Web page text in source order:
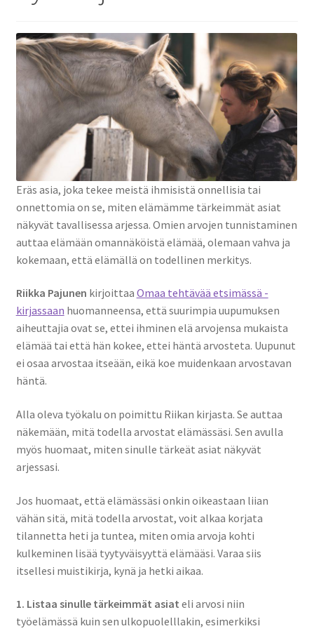
Eräs asia, joka tekee meistä ihmisistä onnellisia tai
onnettomia on se, miten elämämme tärkeimmät asiat
näkyvät tavallisessa arjessa. Omien arvojen tunnistaminen
auttaa elämään omannäköistä elämää, olemaan vahva ja
kokemaan, että elämällä on todellinen merkitys.
Riikka Pajunen kirjoittaa Omaa tehtävää etsimässä -
kirjassaan huomanneensa, että suurimpia uupumuksen
aiheuttajia ovat se, ettei ihminen elä arvojensa mukaista
elämää tai että hän kokee, ettei häntä arvosteta. Uupunut
ei osaa arvostaa itseään, eikä koe muidenkaan arvostavan
häntä.
Alla oleva työkalu on poimittu Riikan kirjasta. Se auttaa
näkemään, mitä todella arvostat elämässäsi. Sen avulla
myös huomaat, miten sinulle tärkeät asiat näkyvät
arjessasi.
Jos huomaat, että elämässäsi onkin oikeastaan liian
vähän sitä, mitä todella arvostat, voit alkaa korjata
tilannetta heti ja tuntea, miten omia arvoja kohti
kulkeminen lisää tyytyväisyyttä elämääsi. Varaa siis
itsellesi muistikirja, kynä ja hetki aikaa.
1. Listaa sinulle tärkeimmät asiat eli arvosi niin
työelämässä kuin sen ulkopuolelllakin, esimerkiksi